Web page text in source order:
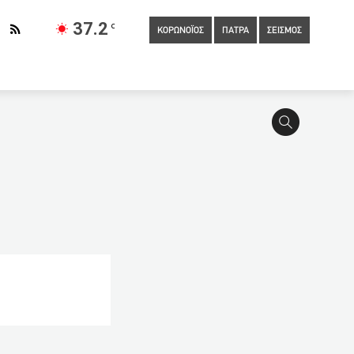
37.2 C
ΚΟΡΩΝΟΪΟΣ ΠΑΤΡΑ ΣΕΙΣΜΟΣ
Τάσεις… φυγής του κορονοϊού στη Δυτική Ελλάδα – Μόλις 9 νέα
Ακόμη 1.329 θάνατοι, πάνω από 51.000